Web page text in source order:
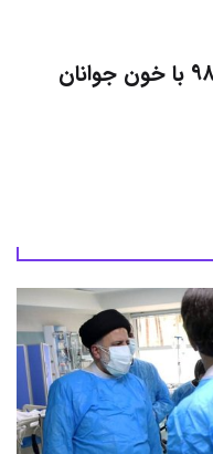
دولت روحانی بنزین را در آبان ۹۸ با خون جوانان